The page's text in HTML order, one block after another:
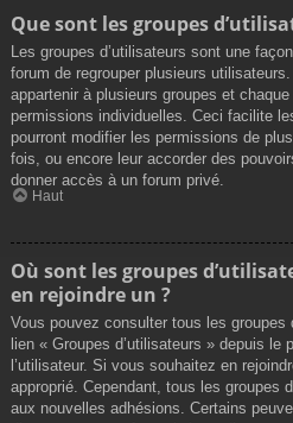
Que sont les groupes
Les groupes d’utilisateurs sont une
forum de regrouper plusieurs
appartenir à plusieurs groupes et
permissions individuelles. Ceci facilite
pourront modifier les permissions de
fois, ou encore leur accorder des
donner accès à un forum privé.
Haut
Où sont les groupes
en rejoindre un ?
Vous pouvez consulter tous les groupes
lien « Groupes d’utilisateurs » depuis le
l’utilisateur. Si vous souhaitez en
approprié. Cependant, tous les groupes
aux nouvelles adhésions. Certains